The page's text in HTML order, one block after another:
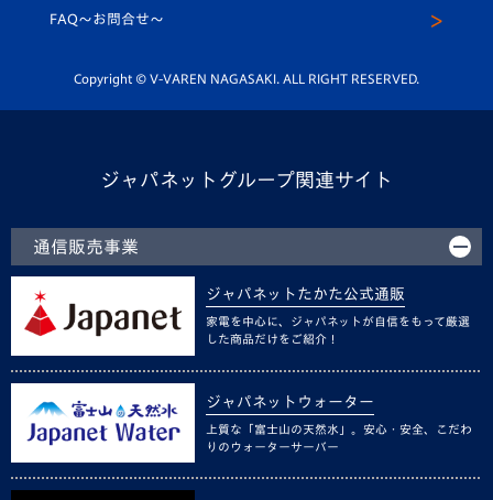
平和祈念活動
ホームタウン活動
スクール
FAQ〜お問合せ〜
Copyright © V-VAREN NAGASAKI. ALL RIGHT RESERVED.
ジャパネットグループ関連サイト
通信販売事業
ジャパネットたかた公式通販
家電を中心に、ジャパネットが自信をもって厳選
した商品だけをご紹介！
ジャパネットウォーター
上質な「富士山の天然水」。安心・安全、こだわ
りのウォーターサーバー